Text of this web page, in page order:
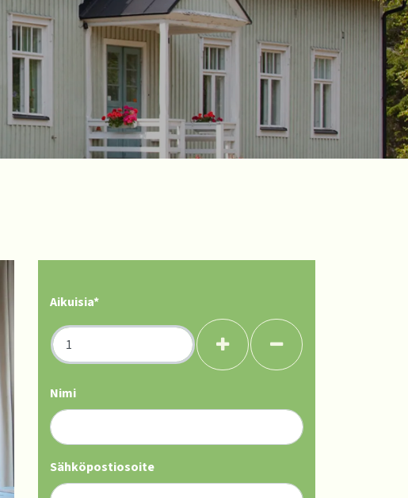
Aikuisia*
+ -
Nimi
Sähköpostiosoite